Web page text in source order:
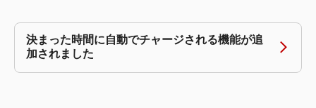
決まった時間に自動でチャージされる機能が追
加されました